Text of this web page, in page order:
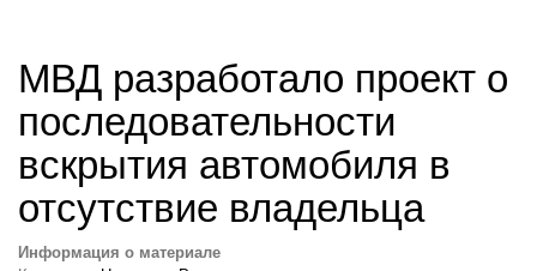
МВД разработало проект о
последовательности
вскрытия автомобиля в
отсутствие владельца
Информация о материале